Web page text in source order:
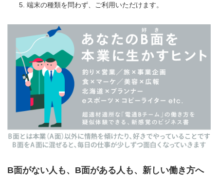
端末の種類を問わず、ご利用いただけます。
B面がない人も、B面がある人も、新しい働き方へ